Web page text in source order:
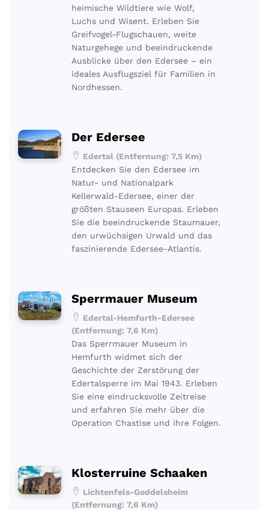
heimische Wildtiere wie Wolf,
Luchs und Wisent. Erleben Sie
Greifvogel-Flugschauen, weite
Naturgehege und beeindruckende
Ausblicke über den Edersee – ein
ideales Ausflugsziel für Familien in
Nordhessen.
Der Edersee
Edertal (Entfernung: 7,5 Km)
Entdecken Sie den Edersee im
Natur- und Nationalpark
Kellerwald-Edersee, einer der
größten Stauseen Europas. Erleben
Sie die beeindruckende Staumauer,
den urwüchsigen Urwald und das
faszinierende Edersee-Atlantis.
Sperrmauer Museum
Edertal-Hemfurth-Edersee
(Entfernung: 7,6 Km)
Das Sperrmauer Museum in
Hemfurth widmet sich der
Geschichte der Zerstörung der
Edertalsperre im Mai 1943. Erleben
Sie eine eindrucksvolle Zeitreise
und erfahren Sie mehr über die
Operation Chastise und ihre Folgen.
Klosterruine Schaaken
Lichtenfels-Goddelsheim
(Entfernung: 7,6 Km)